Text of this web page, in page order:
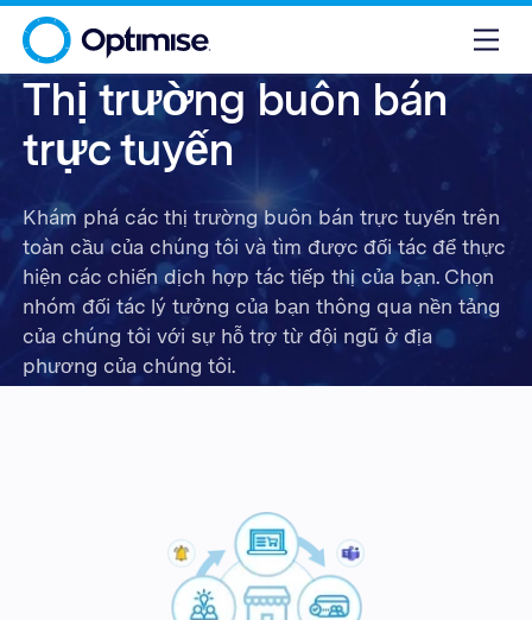
Thị trường buôn bán
trực tuyến
Khám phá các thị trường buôn bán trực tuyến trên
toàn cầu của chúng tôi và tìm được đối tác để thực
hiện các chiến dịch hợp tác tiếp thị của bạn. Chọn
nhóm đối tác lý tưởng của bạn thông qua nền tảng
của chúng tôi với sự hỗ trợ từ đội ngũ ở địa
phương của chúng tôi.